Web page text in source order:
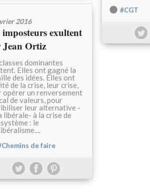
#CGT
2016
imposteurs exultent
Ortiz
dominantes
Elles ont gagné la
des idées. Elles ont
de la crise, leur crise,
opérer un renversement
de valeurs, pour
leur alternative -
libérale- à la crise de
: le
de faire